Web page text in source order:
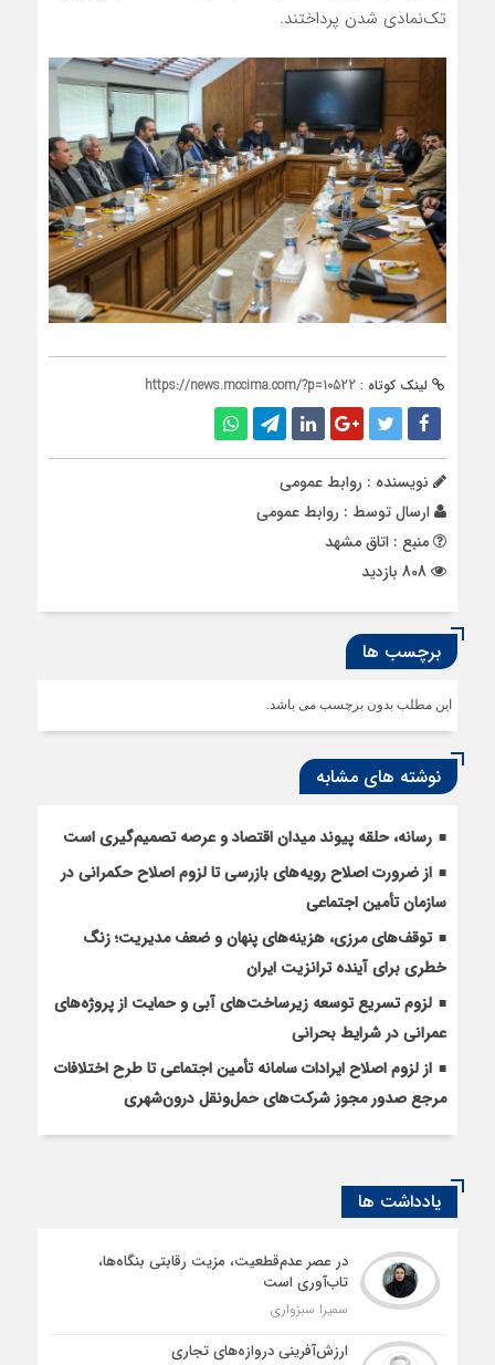
تک‌نمادی شدن پرداختند.
لینک کوتاه : https://news.mccima.com/?p=10522
نویسنده : روابط عمومی
ارسال توسط : روابط عمومی
منبع : اتاق مشهد
برچسب ها
این مطلب بدون برچسب می باشد.
نوشته های مشابه
رسانه، حلقه پیوند میدان اقتصاد و عرصه تصمیم‌گیری است
از ضرورت اصلاح رویه‌های بازرسی تا لزوم اصلاح حکمرانی در
سازمان تأمین اجتماعی
توقف‌های مرزی، هزینه‌های پنهان و ضعف مدیریت؛ زنگ
خطری برای آینده ترانزیت ایران
لزوم تسریع توسعه زیرساخت‌های آبی و حمایت از پروژه‌های
عمرانی در شرایط بحرانی
از لزوم اصلاح ایرادات سامانه تأمین اجتماعی تا طرح اختلافات
مرجع صدور مجوز شرکت‌های حمل‌ونقل درون‌شهری
یادداشت ها
در عصر عدم‌قطعیت، مزیت رقابتی بنگاه‌ها،
تاب‌آوری است
سمیرا سبزواری
ارزش‌آفرینی دروازه‌های تجاری